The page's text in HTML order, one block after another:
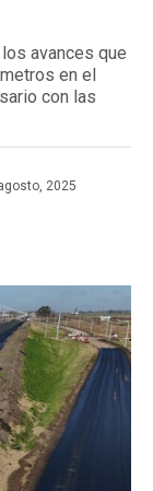
avances que
en el
con las
2025